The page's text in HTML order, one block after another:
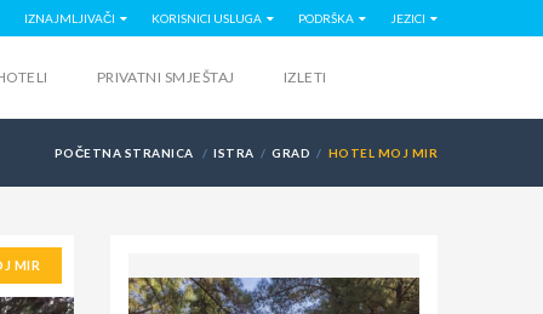
IZNAJMLJIVAČI KORISNICI USLUGA PODRŠKA JEZICI
PRIVATNI SMJEŠTAJ IZLETI
POČETNA STRANICA ISTRA GRAD HOTEL MOJ MIR
MIR